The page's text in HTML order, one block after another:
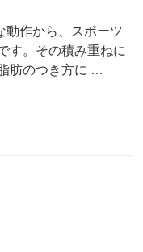
動作から、スポーツ
す。その積み重ねに
肪のつき方に …